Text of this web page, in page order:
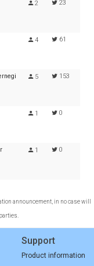
2 23
4 61
5 153
1 0
1 0
announcement, in no case will
Support
Product information